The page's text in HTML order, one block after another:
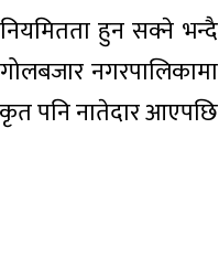
हुन सक्ने भन्दै
नगरपालिकामा
पनि नातेदार आएपछि